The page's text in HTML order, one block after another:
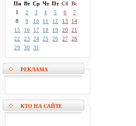
Пн Вт Ср Чт Пт Сб Вс
1
2 3 4 5 6
7
8
9 10 11 12 13
14
15
16 17 18 19 20
21
22
23 24 25 26 27
28
29
30 31
РЕКЛАМА
КТО НА САЙТЕ